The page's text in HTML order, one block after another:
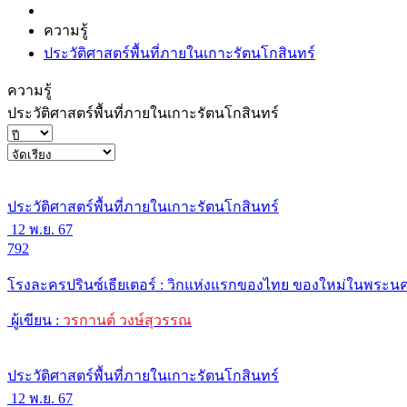
ความรู้
ประวัติศาสตร์พื้นที่ภายในเกาะรัตนโกสินทร์
ความรู้
ประวัติศาสตร์พื้นที่ภายในเกาะรัตนโกสินทร์
ประวัติศาสตร์พื้นที่ภายในเกาะรัตนโกสินทร์
12 พ.ย. 67
792
โรงละครปรินซ์เธียเตอร์ : วิกแห่งแรกของไทย ของใหม่ในพระน
ผู้เขียน : วรกานต์ วงษ์สุวรรณ
ประวัติศาสตร์พื้นที่ภายในเกาะรัตนโกสินทร์
12 พ.ย. 67